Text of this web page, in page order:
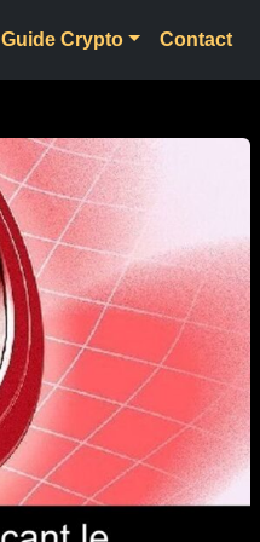
Guide Crypto Contact